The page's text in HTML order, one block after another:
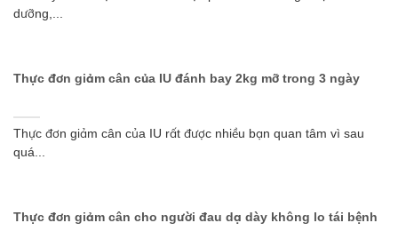
dưỡng,...
Thực đơn giảm cân của IU đánh bay 2kg mỡ trong 3 ngày
Thực đơn giảm cân của IU rất được nhiều bạn quan tâm vì sau
quá...
Thực đơn giảm cân cho người đau dạ dày không lo tái bệnh